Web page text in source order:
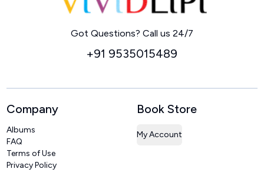
Got Questions? Call us 24/7
+91 9535015489
Company
Albums
FAQ
Terms of Use
Privacy Policy
Book Store
My Account